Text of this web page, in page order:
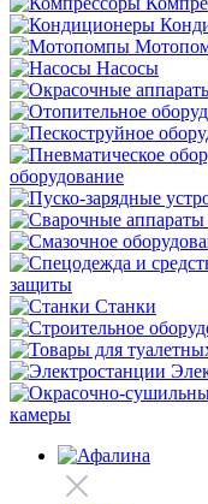
Насосы
оборудование
защиты
Станки
камеры